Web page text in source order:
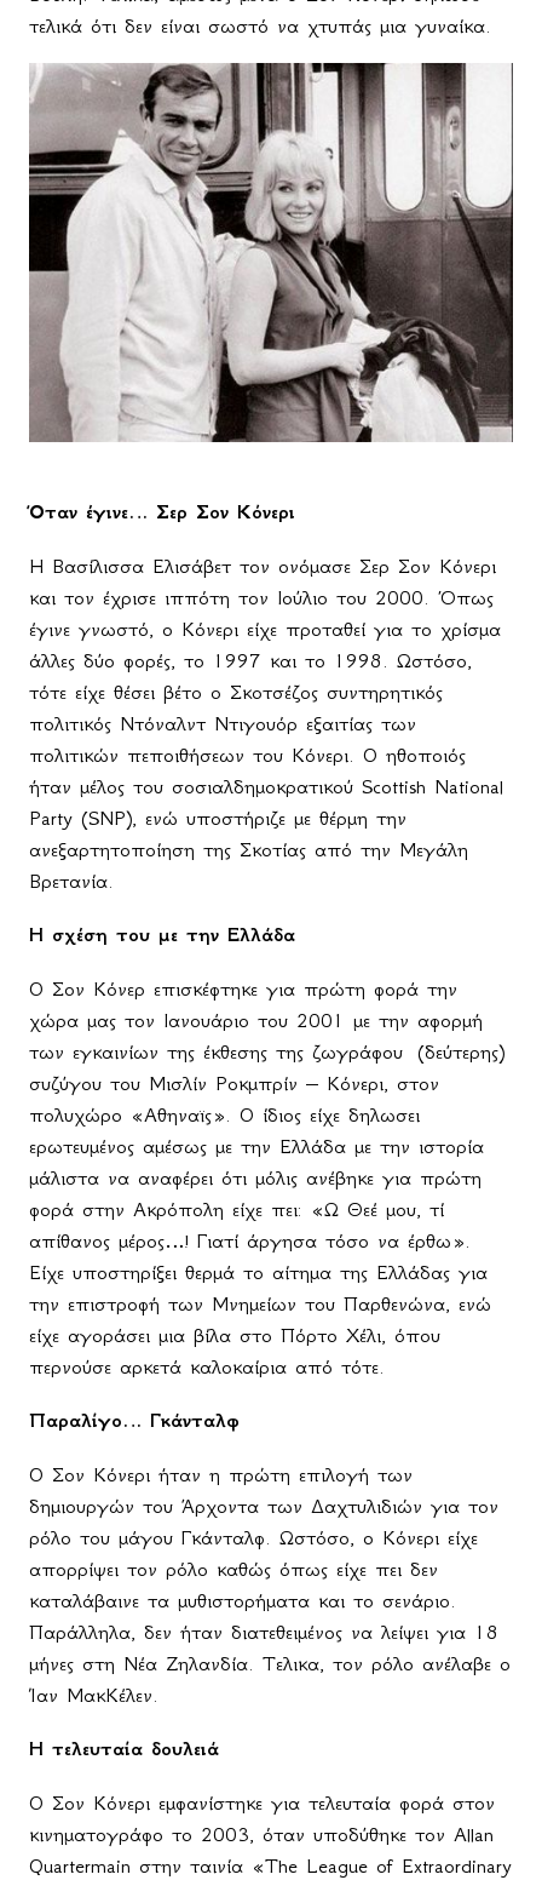
τελικά ότι δεν είναι σωστό να χτυπάς μια γυναίκα.
Όταν έγινε… Σερ Σον Κόνερι
Η Βασίλισσα Ελισάβετ τον ονόμασε Σερ Σον Κόνερι
και τον έχρισε ιππότη τον Ιούλιο του 2000. Όπως
έγινε γνωστό, ο Κόνερι είχε προταθεί για το χρίσμα
άλλες δύο φορές, το 1997 και το 1998. Ωστόσο,
τότε είχε θέσει βέτο ο Σκοτσέζος συντηρητικός
πολιτικός Ντόναλντ Ντιγουόρ εξαιτίας των
πολιτικών πεποιθήσεων του Κόνερι. Ο ηθοποιός
ήταν μέλος του σοσιαλδημοκρατικού Scottish National
Party (SNP), ενώ υποστήριζε με θέρμη την
ανεξαρτητοποίηση της Σκοτίας από την Μεγάλη
Βρετανία.
Η σχέση του με την Ελλάδα
Ο Σον Κόνερ επισκέφτηκε για πρώτη φορά την
χώρα μας τον Ιανουάριο του 2001 με την αφορμή
των εγκαινίων της έκθεσης της ζωγράφου (δεύτερης)
συζύγου του Μισλίν Ροκμπρίν – Κόνερι, στον
πολυχώρο «Αθηναϊς». Ο ίδιος είχε δηλωσει
ερωτευμένος αμέσως με την Ελλάδα με την ιστορία
μάλιστα να αναφέρει ότι μόλις ανέβηκε για πρώτη
φορά στην Ακρόπολη είχε πει: «Ω Θεέ μου, τί
απίθανος μέρος…! Γιατί άργησα τόσο να έρθω».
Είχε υποστηρίξει θερμά το αίτημα της Ελλάδας για
την επιστροφή των Μνημείων του Παρθενώνα, ενώ
είχε αγοράσει μια βίλα στο Πόρτο Χέλι, όπου
περνούσε αρκετά καλοκαίρια από τότε.
Παραλίγο… Γκάνταλφ
Ο Σον Κόνερι ήταν η πρώτη επιλογή των
δημιουργών του Άρχοντα των Δαχτυλιδιών για τον
ρόλο του μάγου Γκάνταλφ. Ωστόσο, ο Κόνερι είχε
απορρίψει τον ρόλο καθώς όπως είχε πει δεν
καταλάβαινε τα μυθιστορήματα και το σενάριο.
Παράλληλα, δεν ήταν διατεθειμένος να λείψει για 18
μήνες στη Νέα Ζηλανδία. Τελικα, τον ρόλο ανέλαβε ο
Ίαν ΜακΚέλεν.
Η τελευταία δουλειά
Ο Σον Κόνερι εμφανίστηκε για τελευταία φορά στον
κινηματογράφο το 2003, όταν υποδύθηκε τον Allan
Quartermain στην ταινία «The League of Extraordinary